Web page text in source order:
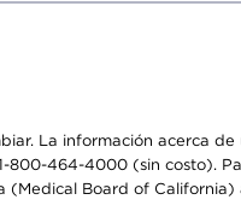
La información acerca
800-464-4000 (sin costo).
(Medical Board of California)